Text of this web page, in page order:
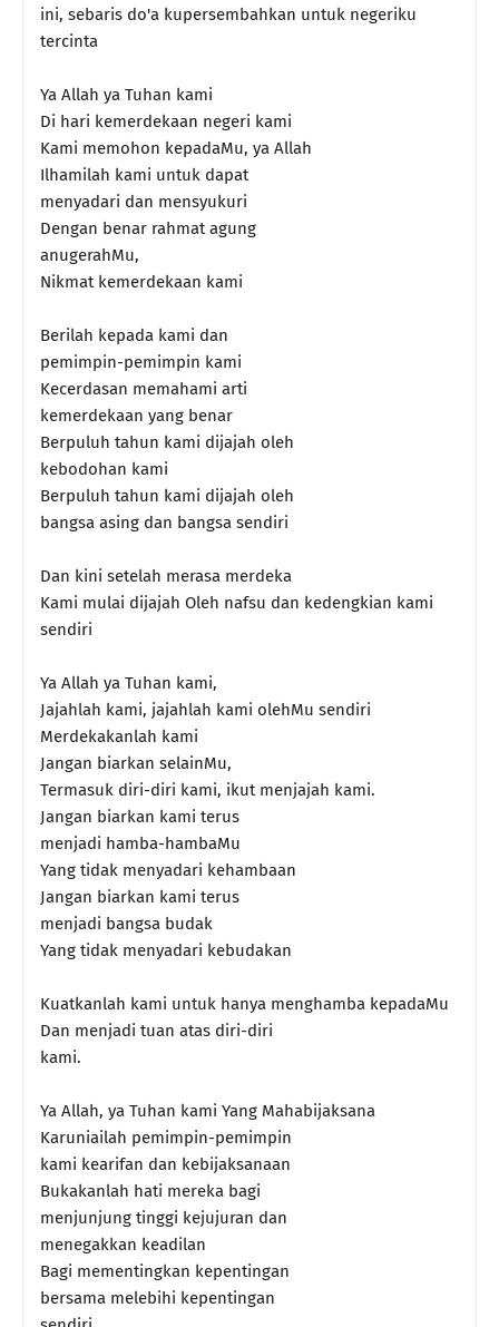
ini, sebaris do'a kupersembahkan untuk negeriku
tercinta
Ya Allah ya Tuhan kami
Di hari kemerdekaan negeri kami
Kami memohon kepadaMu, ya Allah
Ilhamilah kami untuk dapat
menyadari dan mensyukuri
Dengan benar rahmat agung
anugerahMu,
Nikmat kemerdekaan kami
Berilah kepada kami dan
pemimpin-pemimpin kami
Kecerdasan memahami arti
kemerdekaan yang benar
Berpuluh tahun kami dijajah oleh
kebodohan kami
Berpuluh tahun kami dijajah oleh
bangsa asing dan bangsa sendiri
Dan kini setelah merasa merdeka
Kami mulai dijajah Oleh nafsu dan kedengkian kami
sendiri
Ya Allah ya Tuhan kami,
Jajahlah kami, jajahlah kami olehMu sendiri
Merdekakanlah kami
Jangan biarkan selainMu,
Termasuk diri-diri kami, ikut menjajah kami.
Jangan biarkan kami terus
menjadi hamba-hambaMu
Yang tidak menyadari kehambaan
Jangan biarkan kami terus
menjadi bangsa budak
Yang tidak menyadari kebudakan
Kuatkanlah kami untuk hanya menghamba kepadaMu
Dan menjadi tuan atas diri-diri
kami.
Ya Allah, ya Tuhan kami Yang Mahabijaksana
Karuniailah pemimpin-pemimpin
kami kearifan dan kebijaksanaan
Bukakanlah hati mereka bagi
menjunjung tinggi kejujuran dan
menegakkan keadilan
Bagi mementingkan kepentingan
bersama melebihi kepentingan